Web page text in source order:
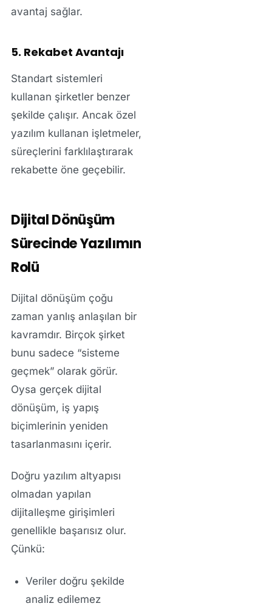
avantaj sağlar.
5. Rekabet Avantajı
Standart sistemleri
kullanan şirketler benzer
şekilde çalışır. Ancak özel
yazılım kullanan işletmeler,
süreçlerini farklılaştırarak
rekabette öne geçebilir.
Dijital Dönüşüm
Sürecinde Yazılımın
Rolü
Dijital dönüşüm çoğu
zaman yanlış anlaşılan bir
kavramdır. Birçok şirket
bunu sadece “sisteme
geçmek” olarak görür.
Oysa gerçek dijital
dönüşüm, iş yapış
biçimlerinin yeniden
tasarlanmasını içerir.
Doğru yazılım altyapısı
olmadan yapılan
dijitalleşme girişimleri
genellikle başarısız olur.
Çünkü:
Veriler doğru şekilde
analiz edilemez